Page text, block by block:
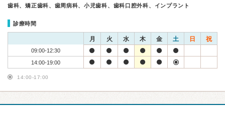
歯科、矯正歯科、歯周病科、小児歯科、歯科口腔外科、インプラント
診療時間
月 火 水 木 金 土 日 祝
09:00-12:30
14:00-19:00
14:00-17:00